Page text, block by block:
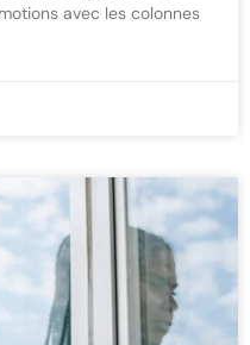
avec les colonnes